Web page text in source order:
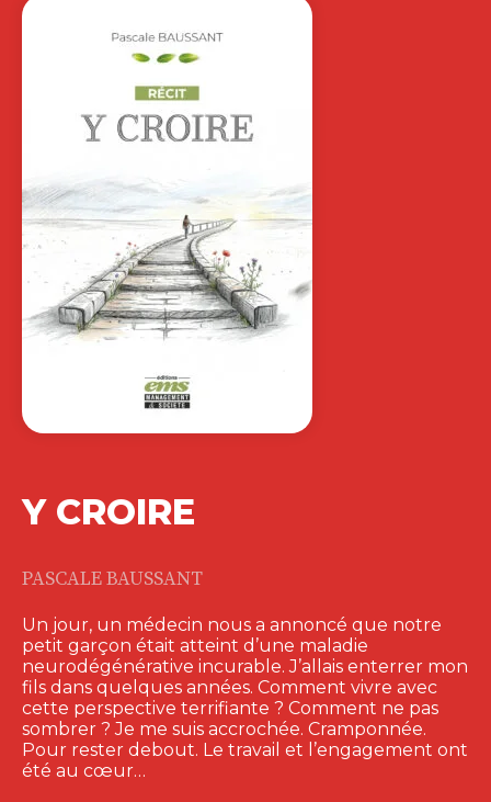
Y CROIRE
PASCALE BAUSSANT
Un jour, un médecin nous a annoncé que notre
petit garçon était atteint d’une maladie
neurodégénérative incurable. J’allais enterrer mon
fils dans quelques années. Comment vivre avec
cette perspective terrifiante ? Comment ne pas
sombrer ? Je me suis accrochée. Cramponnée.
Pour rester debout. Le travail et l’engagement ont
été au cœur…